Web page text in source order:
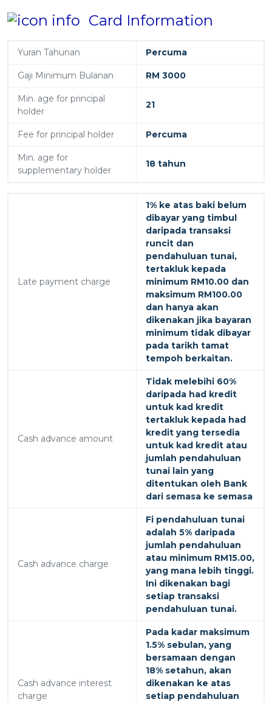
Card Information
Yuran Tahunan Percuma
Gaji Minimum Bulanan RM 3000
Min. age for principal
holder
21
Fee for principal holder Percuma
Min. age for
supplementary holder
18 tahun
Late payment charge
1% ke atas baki belum
dibayar yang timbul
daripada transaksi
runcit dan
pendahuluan tunai,
tertakluk kepada
minimum RM10.00 dan
maksimum RM100.00
dan hanya akan
dikenakan jika bayaran
minimum tidak dibayar
pada tarikh tamat
tempoh berkaitan.
Cash advance amount
Tidak melebihi 60%
daripada had kredit
untuk kad kredit
tertakluk kepada had
kredit yang tersedia
untuk kad kredit atau
jumlah pendahuluan
tunai lain yang
ditentukan oleh Bank
dari semasa ke semasa
Cash advance charge
Fi pendahuluan tunai
adalah 5% daripada
jumlah pendahuluan
atau minimum RM15.00,
yang mana lebih tinggi.
Ini dikenakan bagi
setiap transaksi
pendahuluan tunai.
Cash advance interest
charge
Pada kadar maksimum
1.5% sebulan, yang
bersamaan dengan
18% setahun, akan
dikenakan ke atas
setiap pendahuluan